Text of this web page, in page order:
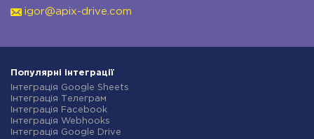
igor@apix-drive.com
Популярні інтеграції
Інтеграція Google Sheets
Інтеграція Телеграм
Інтеграція Facebook
Інтеграція Webhooks
Інтеграція Google Drive